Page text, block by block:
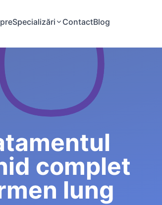
Specializări ContactBlog
complet
lung